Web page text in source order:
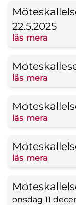
22.5.2025
läs mera
läs mera
läs mera
läs mera
onsdag 11